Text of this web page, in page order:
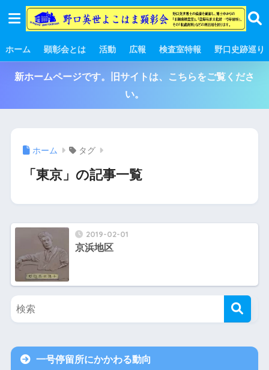
ホーム 顕彰会とは 活動 広報 検査室特報 野口史跡巡り
新ホームページです。旧サイトは、こちらをご覧くださ
い。
ホーム タグ
「東京」の記事一覧
2019-02-01
京浜地区
一号停留所にかかわる動向